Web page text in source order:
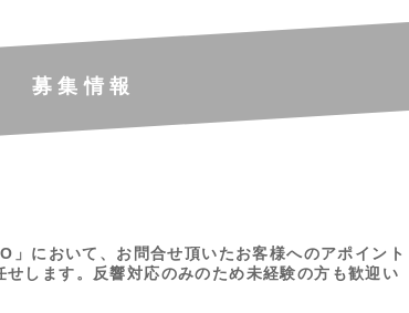
募集情報
」において、お問合せ頂いたお客様へのアポイント
します。反響対応のみのため未経験の方も歓迎い